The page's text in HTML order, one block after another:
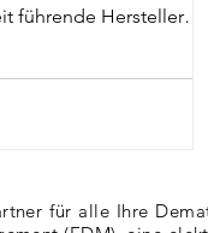
führende Hersteller
für alle Ihre